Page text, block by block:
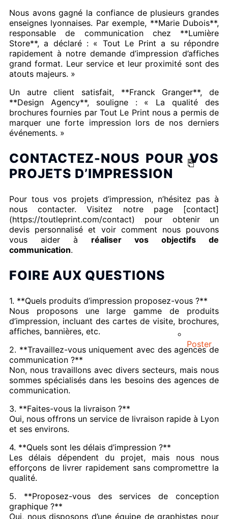
Poster
Nous avons gagné la confiance de plusieurs grandes
enseignes lyonnaises. Par exemple, **Marie Dubois**,
responsable de communication chez **Lumière
Store**, a déclaré : « Tout Le Print a su répondre
rapidement à notre demande d’impression d’affiches
grand format. Leur service et leur proximité sont des
atouts majeurs. »
Un autre client satisfait, **Franck Granger**, de
**Design Agency**, souligne : « La qualité des
brochures fournies par Tout Le Print nous a permis de
marquer une forte impression lors de nos derniers
événements. »
CONTACTEZ-NOUS POUR VOS
PROJETS D’IMPRESSION
Pour tous vos projets d’impression, n’hésitez pas à
nous contacter. Visitez notre page [contact]
(https://toutleprint.com/contact) pour obtenir un
devis personnalisé et voir comment nous pouvons
vous aider à réaliser vos objectifs de
communication.
FOIRE AUX QUESTIONS
1. **Quels produits d’impression proposez-vous ?**
Nous proposons une large gamme de produits
d’impression, incluant des cartes de visite, brochures,
affiches, bannières, etc.
2. **Travaillez-vous uniquement avec des agences de
communication ?**
Non, nous travaillons avec divers secteurs, mais nous
sommes spécialisés dans les besoins des agences de
communication.
3. **Faites-vous la livraison ?**
Oui, nous offrons un service de livraison rapide à Lyon
et ses environs.
4. **Quels sont les délais d’impression ?**
Les délais dépendent du projet, mais nous nous
efforçons de livrer rapidement sans compromettre la
qualité.
5. **Proposez-vous des services de conception
graphique ?**
Oui, nous disposons d’une équipe de graphistes pour